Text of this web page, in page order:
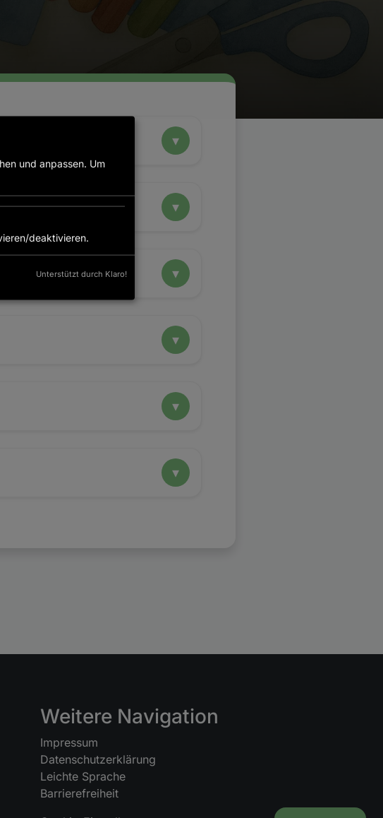
Weitere Navigation
Impressum
Datenschutzerklärung
Leichte Sprache
Barrierefreiheit
und anpassen. Um
deaktivieren.
Unterstützt durch Klaro!